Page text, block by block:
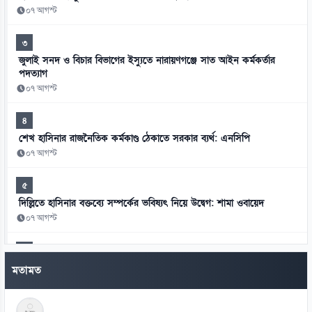
০৭ আগস্ট
৩
জুলাই সনদ ও বিচার বিভাগের ইস্যুতে নারায়ণগঞ্জে সাত আইন কর্মকর্তার
পদত্যাগ
০৭ আগস্ট
৪
শেখ হাসিনার রাজনৈতিক কর্মকাণ্ড ঠেকাতে সরকার ব্যর্থ: এনসিপি
০৭ আগস্ট
৫
দিল্লিতে হাসিনার বক্তব্যে সম্পর্কের ভবিষ্যৎ নিয়ে উদ্বেগ: শামা ওবায়েদ
০৭ আগস্ট
৬
মানবতাবিরোধী অপরাধের খসড়া তদন্তে জাফর ইকবালসহ চারজনের নাম
মতামত